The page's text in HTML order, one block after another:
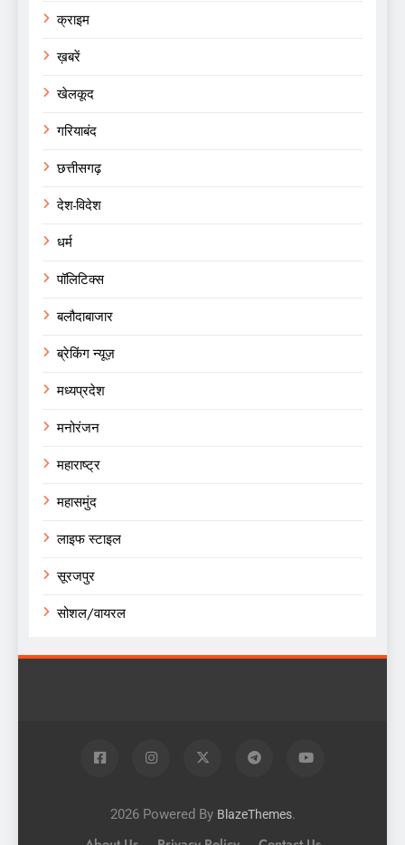
क्राइम
ख़बरें
खेलकूद
गरियाबंद
छत्तीसगढ़
देश-विदेश
धर्म
पॉलिटिक्स
बलौदाबाजार
ब्रेकिंग न्यूज़
मध्यप्रदेश
मनोरंजन
महाराष्ट्र
महासमुंद
लाइफ स्टाइल
सूरजपुर
सोशल/वायरल
2026 Powered By BlazeThemes.